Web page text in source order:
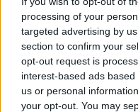
processing of your
targeted advertising by
section to confirm your
opt-out request is
interest-based ads
us or personal
your opt-out. You may
Kecskeméten is
Gál Ferenc Egyetem